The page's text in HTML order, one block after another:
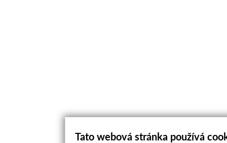
Tato webová stránka používá